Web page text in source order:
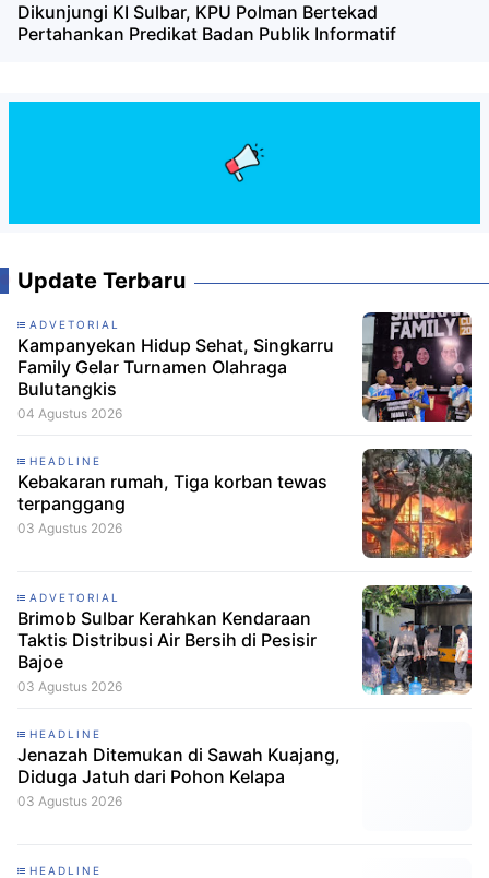
Dikunjungi KI Sulbar, KPU Polman Bertekad
Pertahankan Predikat Badan Publik Informatif
Update Terbaru
ADVETORIAL
Kampanyekan Hidup Sehat, Singkarru
Family Gelar Turnamen Olahraga
Bulutangkis
04 Agustus 2026
HEADLINE
Kebakaran rumah, Tiga korban tewas
terpanggang
03 Agustus 2026
ADVETORIAL
Brimob Sulbar Kerahkan Kendaraan
Taktis Distribusi Air Bersih di Pesisir
Bajoe
03 Agustus 2026
HEADLINE
Jenazah Ditemukan di Sawah Kuajang,
Diduga Jatuh dari Pohon Kelapa
03 Agustus 2026
HEADLINE